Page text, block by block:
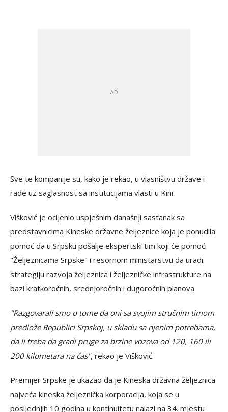
Sve te kompanije su, kako je rekao, u vlasništvu države i
rade uz saglasnost sa institucijama vlasti u Kini.
Višković je ocijenio uspješnim današnji sastanak sa
predstavnicima Kineske državne željeznice koja je ponudila
pomoć da u Srpsku pošalje ekspertski tim koji će pomoći
"Željeznicama Srpske" i resornom ministarstvu da uradi
strategiju razvoja željeznica i željezničke infrastrukture na
bazi kratkoročnih, srednjoročnih i dugoročnih planova.
"Razgovarali smo o tome da oni sa svojim stručnim timom
predlože Republici Srpskoj, u skladu sa njenim potrebama,
da li treba da gradi pruge za brzine vozova od 120, 160 ili
200 kilometara na čas", rekao je Višković.
Premijer Srpske je ukazao da je Kineska državna željeznica
najveća kineska željeznička korporacija, koja se u
posljednjih 10 godina u kontinuitetu nalazi na 34. mjestu